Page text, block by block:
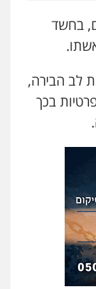
אסירים
בחשד
לב הבירה,
בכך